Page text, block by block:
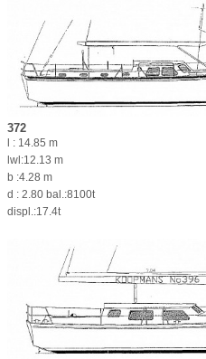
372
l : 14.85 m
lwl:12.13 m
b :4.28 m
d : 2.80 bal.:8100t
displ.:17.4t